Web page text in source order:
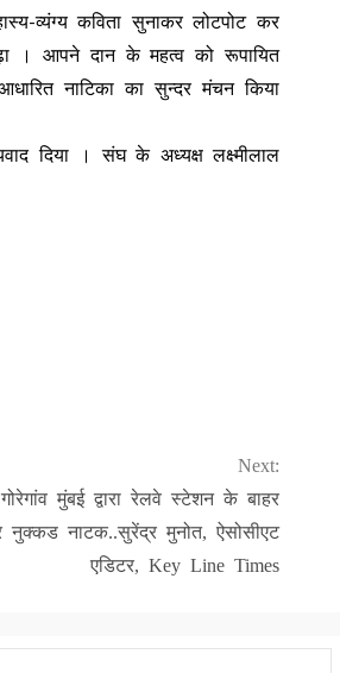
व्यंग्य कविता सुनाकर लोटपोट कर
। आपने दान के महत्व को रूपायित
नाटिका का सुन्दर मंचन किया
दिया । संघ के अध्यक्ष लक्ष्मीलाल
Next:
मुंबई द्वारा रेलवे स्टेशन के बाहर
नुक्कड नाटक..सुरेंद्र मुनोत, ऐसोसीएट
एडिटर, Key Line Times